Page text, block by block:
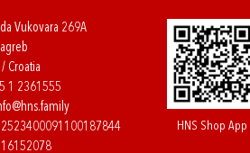
Vukovara 269A
Croatia
1 2361555
HNS Shop App